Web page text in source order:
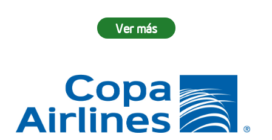
Jornada de reforestación
15 personas
Ver más